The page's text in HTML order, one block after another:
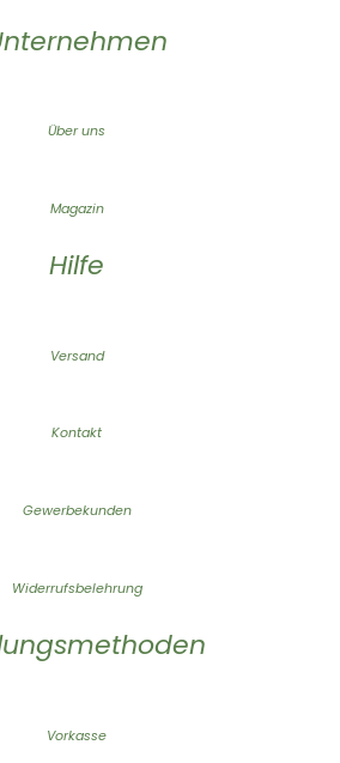
Über uns
Magazin
Hilfe
Versand
Kontakt
Gewerbekunden
Widerrufsbelehrung
Vorkasse